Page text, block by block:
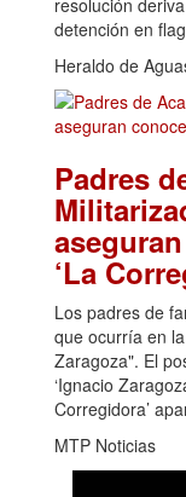
detención en
Heraldo de
Padres
‘La
Los padres de
que ocurría en
Zaragoza". El
‘Ignacio
Corregidora’
MTP Noticias